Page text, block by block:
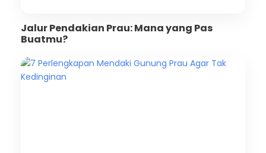
Jalur Pendakian Prau: Mana yang Pas
Buatmu?